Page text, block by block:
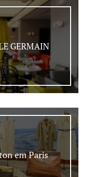
GERMAIN
em Paris